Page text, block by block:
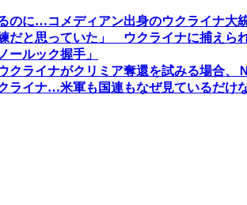
のに…コメディアン出身のウクライナ大
だと思っていた」 ウクライナに捕えら
ールック握手」
クライナがクリミア奪還を試みる場合、
ライナ…米軍も国連もなぜ見ているだけ